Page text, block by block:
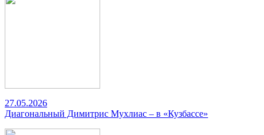
27.05.2026
Диагональный Димитрис Мухлиас – в «Кузбассе»